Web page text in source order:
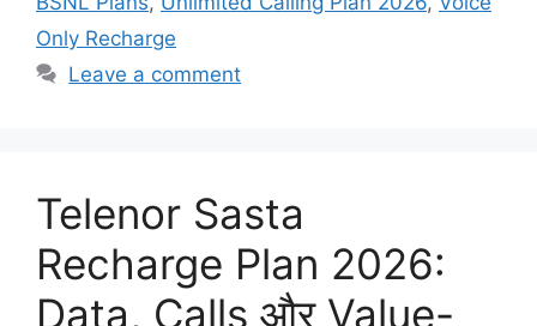
Only Recharge
Leave a comment
Telenor Sasta
Recharge Plan 2026:
Data, Calls और Value-